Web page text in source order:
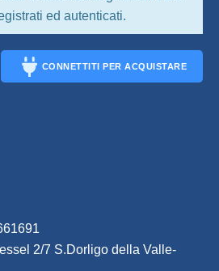
ed autenticati.
CONNETTITI PER ACQUISTARE
2/7 S.Dorligo della Valle-